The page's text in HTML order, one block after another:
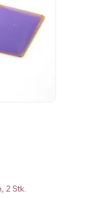
2 Stk.